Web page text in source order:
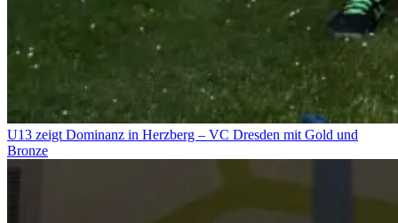
U13 zeigt Dominanz in Herzberg – VC Dresden mit Gold und
Bronze